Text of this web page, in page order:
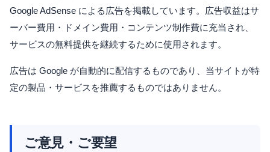
Google AdSense による広告を掲載しています。広告収益はサ
ーバー費用・ドメイン費用・コンテンツ制作費に充当され、
サービスの無料提供を継続するために使用されます。
広告は Google が自動的に配信するものであり、当サイトが特
定の製品・サービスを推薦するものではありません。
ご意見・ご要望